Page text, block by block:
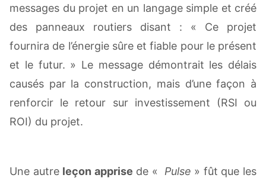
messages du projet en un langage simple et créé
des panneaux routiers disant : « Ce projet
fournira de l’énergie sûre et fiable pour le présent
et le futur. » Le message démontrait les délais
causés par la construction, mais d’une façon à
renforcir le retour sur investissement (RSI ou
ROI) du projet.
Une autre leçon apprise de « Pulse » fût que les